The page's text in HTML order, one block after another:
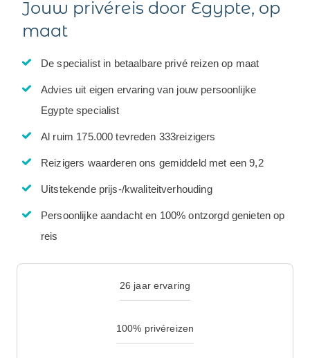
Jouw privéreis door Egypte, op
maat
De specialist in betaalbare privé reizen op maat
Advies uit eigen ervaring van jouw persoonlijke
Egypte specialist
Al ruim 175.000 tevreden 333reizigers
Reizigers waarderen ons gemiddeld met een 9,2
Uitstekende prijs-/kwaliteitverhouding
Persoonlijke aandacht en 100% ontzorgd genieten op
reis
26 jaar ervaring
100% privéreizen